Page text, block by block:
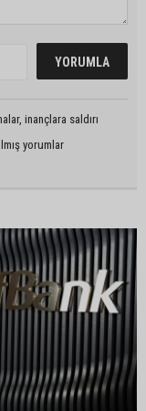
inançlara saldırı
yorumlar